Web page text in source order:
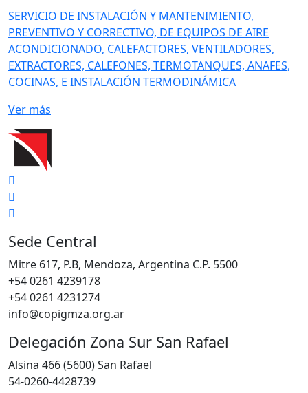
SERVICIO DE INSTALACIÓN Y MANTENIMIENTO,
PREVENTIVO Y CORRECTIVO, DE EQUIPOS DE AIRE
ACONDICIONADO, CALEFACTORES, VENTILADORES,
EXTRACTORES, CALEFONES, TERMOTANQUES, ANAFES,
COCINAS, E INSTALACIÓN TERMODINÁMICA
Ver más
Sede Central
Mitre 617, P.B, Mendoza, Argentina C.P. 5500
+54 0261 4239178
+54 0261 4231274
info@copigmza.org.ar
Delegación Zona Sur San Rafael
Alsina 466 (5600) San Rafael
54-0260-4428739